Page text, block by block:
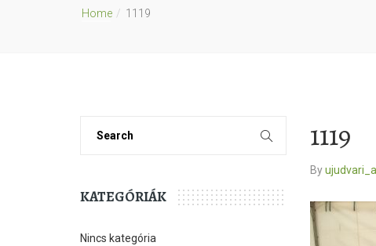
Home 1119
KATEGÓRIÁK
Nincs kategória
1119
By